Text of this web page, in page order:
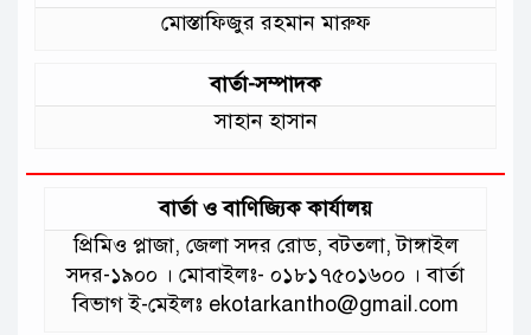
মোস্তাফিজুর রহমান মারুফ
বার্তা-সম্পাদক
সাহান হাসান
বার্তা ও বাণিজ্যিক কার্যালয়
প্রিমিও প্লাজা, জেলা সদর রোড, বটতলা, টাঙ্গাইল
সদর-১৯০০ । মোবাইলঃ- ০১৮১৭৫০১৬০০ । বার্তা
বিভাগ ই-মেইলঃ ekotarkantho@gmail.com